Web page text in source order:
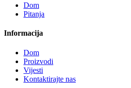
Dom
Pitanja
Informacija
Dom
Proizvodi
Vijesti
Kontaktirajte nas